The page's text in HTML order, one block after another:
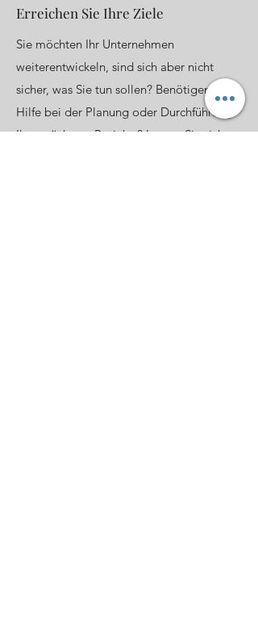
Erreichen Sie Ihre Ziele
Sie möchten Ihr Unternehmen
weiterentwickeln, sind sich aber nicht
sicher, was Sie tun sollen? Benötigen Sie
Hilfe bei der Planung oder Durchführung
Ihres nächsten Projekts? Lassen Sie sich